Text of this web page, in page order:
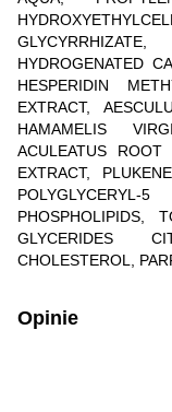
HYDROGENATED
HESPERIDIN
EXTRACT,
HAMAMELIS
ACULEATUS ROOT
EXTRACT,
PHOSPHOLIPIDS,
GLYCERIDES
CHOLESTEROL,
Opinie